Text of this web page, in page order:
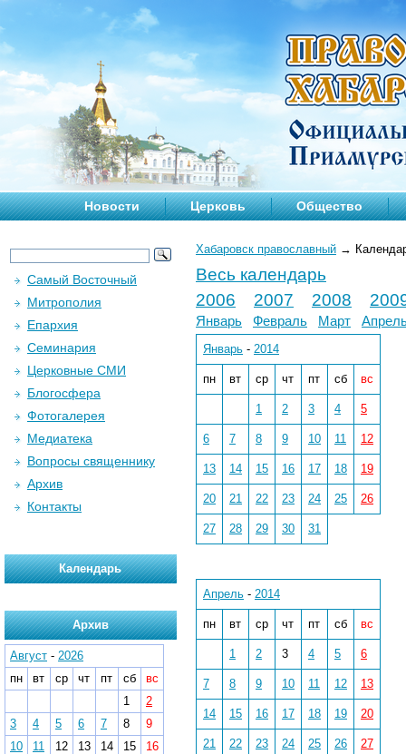
Новости Церковь Общество
Хабаровск православный →
Весь календарь
2006
2007 2008
Январь Февраль Март
Январь - 2014
пн вт ср чт пт сб вс
1 2 3 4 5
6 7 8 9 10 11 12
13 14 15 16 17 18 19
20 21 22 23 24 25 26
27 28 29 30 31
Апрель - 2014
пн вт ср чт пт сб вс
1 2 3 4 5 6
7 8 9 10 11 12 13
14 15 16 17 18 19 20
21 22 23 24 25 26 27
Самый Восточный
Митрополия
Епархия
Семинария
Церковные СМИ
Блогосфера
Фотогалерея
Медиатека
Вопросы священнику
Архив
Контакты
Календарь
Архив
Август - 2026
пн
вт ср чт пт сб
вс
1
2
3
4 5 6 7 8
9
10
11 12 13 14 15
16